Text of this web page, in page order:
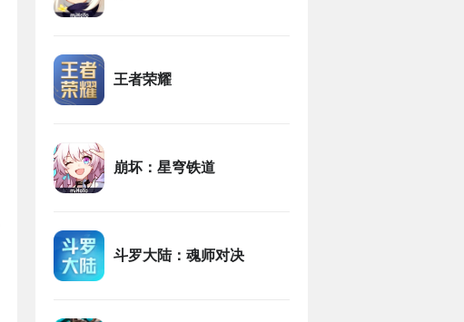
王者荣耀
崩坏：星穹铁道
斗罗大陆：魂师对决